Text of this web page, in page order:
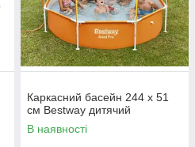
Каркасний басейн 244 x 51
см Bestway дитячий
В наявності